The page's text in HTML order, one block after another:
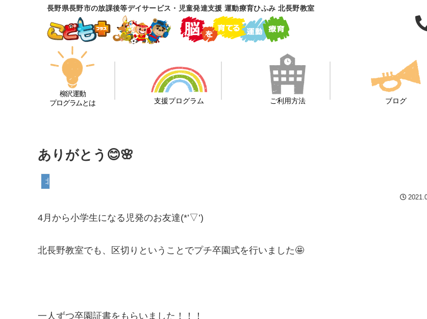
長野県長野市の放課後等デイサービス・児童発達支援 運動療育ひふみ 北長野教室
柳沢運動
プログラムとは
支援プログラム ご利用方法 ブログ
ありがとう😊🌸
北長野教室
4月から小学生になる児発のお友達(*’▽’)
北長野教室でも、区切りということでプチ卒園式を行いました🤩
一人ずつ卒園証書をもらいました！！！